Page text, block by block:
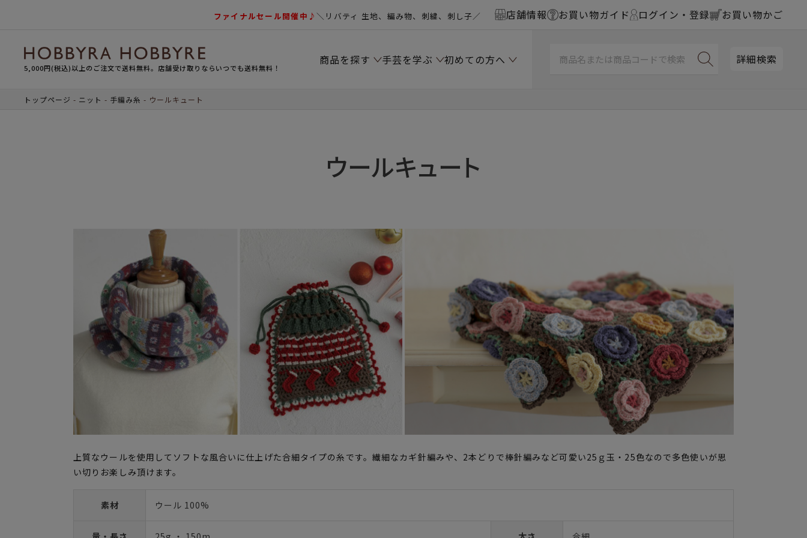
ファイナルセール開催中♪＼リバティ 生地、編み物、刺繍、刺し子／ 店舗情報 お買い物ガイド ログイン・登録 お買い物かご
5,000円(税込)以上のご注文で送料無料。店舗受け取りならいつでも送料無料！
商品を探す 手芸を学ぶ 初めての方へ 詳細検索
トップページ ニット 手編み糸 ウールキュート
ウールキュート
上質なウールを使用してソフトな風合いに仕上げた合細タイプの糸です。繊細なカギ針編みや、2本どりで棒針編みなど可愛い25ｇ玉・25色なので多色使いが思
い切りお楽しみ頂けます。
素材 ウール 100%